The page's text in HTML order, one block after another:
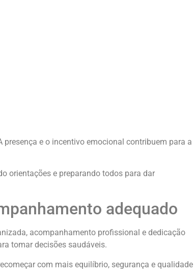
e o incentivo emocional contribuem para a
orientações e preparando todos para dar
adequado
acompanhamento profissional e dedicação
tomar decisões saudáveis.
com mais equilíbrio, segurança e qualidade